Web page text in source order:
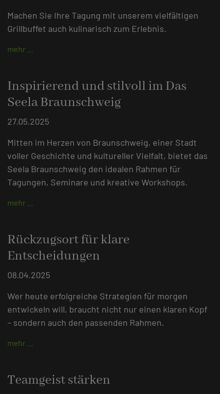
Machen Sie Ihre Tagung mit unserem vielfältigen
Grillbuffet auch kulinarisch zum Erlebnis.
mehr …
Inspirierend und stilvoll im Das
Seela Braunschweig
27.05.2025
Mitten im Herzen von Braunschweig, einer Stadt
voller Geschichte und kultureller Vielfalt, bietet das
Seela Braunschweig den idealen Rahmen für
Tagungen, Seminare und kreative Workshops.
mehr …
Rückzugsort für klare
Entscheidungen
08.04.2025
Wer heute erfolgreiche Strategien für morgen
entwickeln will, braucht nicht nur einen klaren Kopf
– sondern auch den passenden Rahmen.
mehr …
Teamgeist stärken